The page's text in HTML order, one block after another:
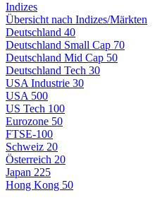
Indizes
Übersicht nach Indizes/Märkten
Deutschland 40
Deutschland Small Cap 70
Deutschland Mid Cap 50
Deutschland Tech 30
USA Industrie 30
USA 500
US Tech 100
Eurozone 50
FTSE-100
Schweiz 20
Österreich 20
Japan 225
Hong Kong 50